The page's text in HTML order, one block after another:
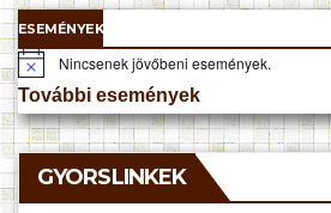
ESEMÉNYEK
N
o
t
i
c
Nincsenek jövőbeni események.
További események
GYORSLINKEK